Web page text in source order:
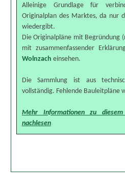
Alleinige Grundlage für
Originalplan des Marktes, da nur
wiedergibt.
Die Originalpläne mit Begründung
mit zusammenfassender
Wolnzach einsehen.
Die Sammlung ist aus
vollständig. Fehlende Bauleitpläne
Mehr Informationen zu
nachlesen